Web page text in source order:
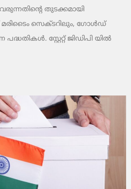
തുടക്കമായി
മരിടൈം സെക്ടറിലും, ഗോൾഡ്
സ്റ്റേറ്റ് ജിഡിപി യിൽ